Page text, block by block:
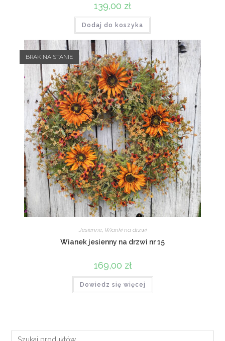
139,00 zł
Dodaj do koszyka
BRAK NA STANIE
Jesienne, Wianki na drzwi
Wianek jesienny na drzwi nr 15
169,00 zł
Dowiedz się więcej